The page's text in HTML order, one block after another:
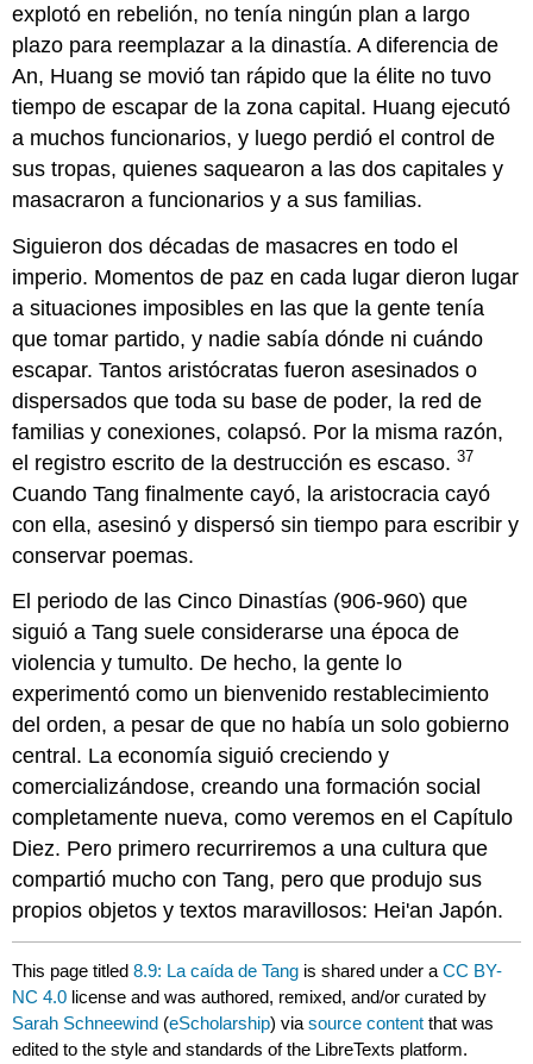
explotó en rebelión, no tenía ningún plan a largo
plazo para reemplazar a la dinastía. A diferencia de
An, Huang se movió tan rápido que la élite no tuvo
tiempo de escapar de la zona capital. Huang ejecutó
a muchos funcionarios, y luego perdió el control de
sus tropas, quienes saquearon a las dos capitales y
masacraron a funcionarios y a sus familias.
Siguieron dos décadas de masacres en todo el
imperio. Momentos de paz en cada lugar dieron lugar
a situaciones imposibles en las que la gente tenía
que tomar partido, y nadie sabía dónde ni cuándo
escapar. Tantos aristócratas fueron asesinados o
dispersados que toda su base de poder, la red de
familias y conexiones, colapsó. Por la misma razón,
el registro escrito de la destrucción es escaso.37
Cuando Tang finalmente cayó, la aristocracia cayó
con ella, asesinó y dispersó sin tiempo para escribir y
conservar poemas.
El periodo de las Cinco Dinastías (906-960) que
siguió a Tang suele considerarse una época de
violencia y tumulto. De hecho, la gente lo
experimentó como un bienvenido restablecimiento
del orden, a pesar de que no había un solo gobierno
central. La economía siguió creciendo y
comercializándose, creando una formación social
completamente nueva, como veremos en el Capítulo
Diez. Pero primero recurriremos a una cultura que
compartió mucho con Tang, pero que produjo sus
propios objetos y textos maravillosos: Hei'an Japón.
This page titled8.9: La caída de Tang is shared under aCC BY-
NC 4.0 license and was authored, remixed, and/or curated by
Sarah Schneewind (eScholarship) viasource content that was
edited to the style and standards of the LibreTexts platform.